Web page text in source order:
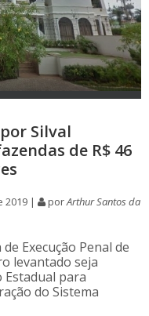
Silval
de R$ 46
2019 | porArthur Santos da
Execução Penal de
levantado seja
para
do Sistema